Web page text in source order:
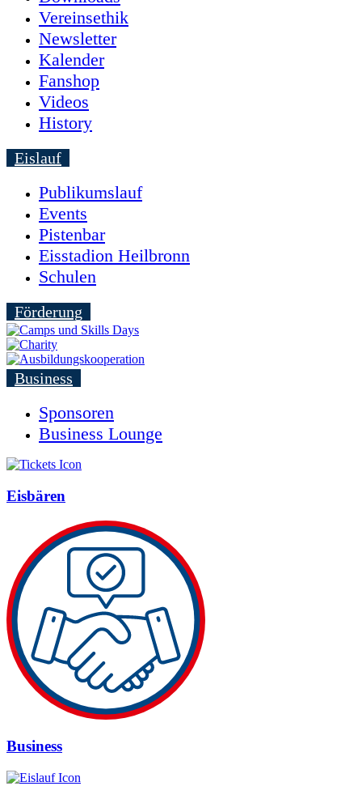
Vereinsethik
Newsletter
Kalender
Fanshop
Videos
History
Eislauf
Publikumslauf
Events
Pistenbar
Eisstadion Heilbronn
Schulen
Förderung
Business
Sponsoren
Business Lounge
Eisbären
Business